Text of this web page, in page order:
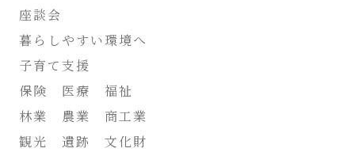
座談会
暮らしやすい環境へ
子育て支援
保険 医療 福祉
林業 農業 商工業
観光 遺跡 文化財